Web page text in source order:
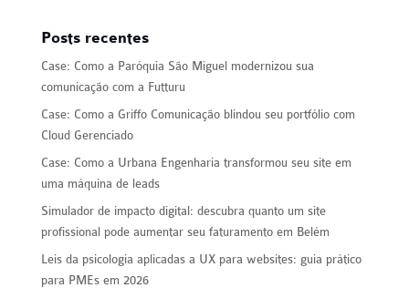
Posts recentes
Case: Como a Paróquia São Miguel modernizou sua
comunicação com a Futturu
Case: Como a Griffo Comunicação blindou seu portfólio com
Cloud Gerenciado
Case: Como a Urbana Engenharia transformou seu site em
uma máquina de leads
Simulador de impacto digital: descubra quanto um site
profissional pode aumentar seu faturamento em Belém
Leis da psicologia aplicadas a UX para websites: guia prático
para PMEs em 2026